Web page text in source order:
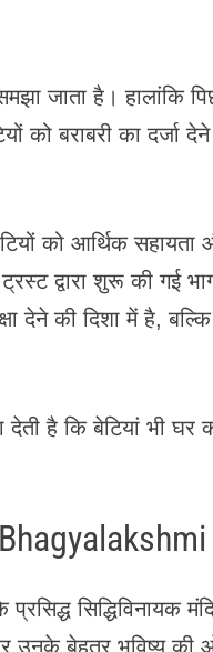
जाता है। हालांकि
को बराबरी का दर्जा
को आर्थिक
द्वारा शुरू की गई
देने की दिशा में है,
है कि बेटियां भी घर
प्रसिद्ध
उनके बेहतर भविष्य की